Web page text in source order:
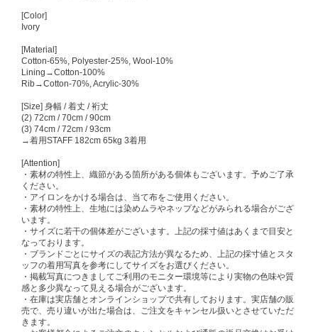
[Color]
Ivory
[Material]
Cotton-65%, Polyester-25%, Wool-10%
Lining→Cotton-100%
Rib→Cotton-70%, Acrylic-30%
[Size] 身幅 / 着丈 / 裄丈
(2) 72cm / 70cm / 90cm
(3) 74cm / 72cm / 93cm
→着用STAFF 182cm 65kg 3着用
[Attention]
・素材の特性上、織節がある箇所がある個体もございます。予めご了承
ください。
・アイロンをかける場合は、当て布をご使用ください。
・素材の特性上、生地には染めムラやネップなどがみられる場合がござ
います。
・サイズに若干の個体差がございます。上記の採寸値はあくまで目安と
なっております。
・ブランドごとにサイズの表記方法が異なるため、上記の採寸値とスタ
ッフの着用写真を参考にしてサイズをお選びください。
・掲載写真につきましてご利用のモニター環境等により実物の色味や質
感と多少異なって見える場合がございます。
・在庫は実店舗とオンラインショップで共有しております。実店舗の販
売で、売り違いが出た場合は、ご注文をキャンセル扱いとさせていただ
きます。